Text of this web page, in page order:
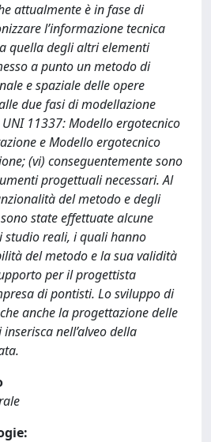
attualmente è in fase di
l’informazione tecnica
quella degli altri elementi
a punto un metodo di
e spaziale delle opere
due fasi di modellazione
11337: Modello ergotecnico
e Modello ergotecnico
(vi) conseguentemente sono
progettuali necessari. Al
del metodo e degli
state effettuate alcune
studio reali, i quali hanno
del metodo e la sua validità
per il progettista
di pontisti. Lo sviluppo di
anche la progettazione delle
nell’alveo della